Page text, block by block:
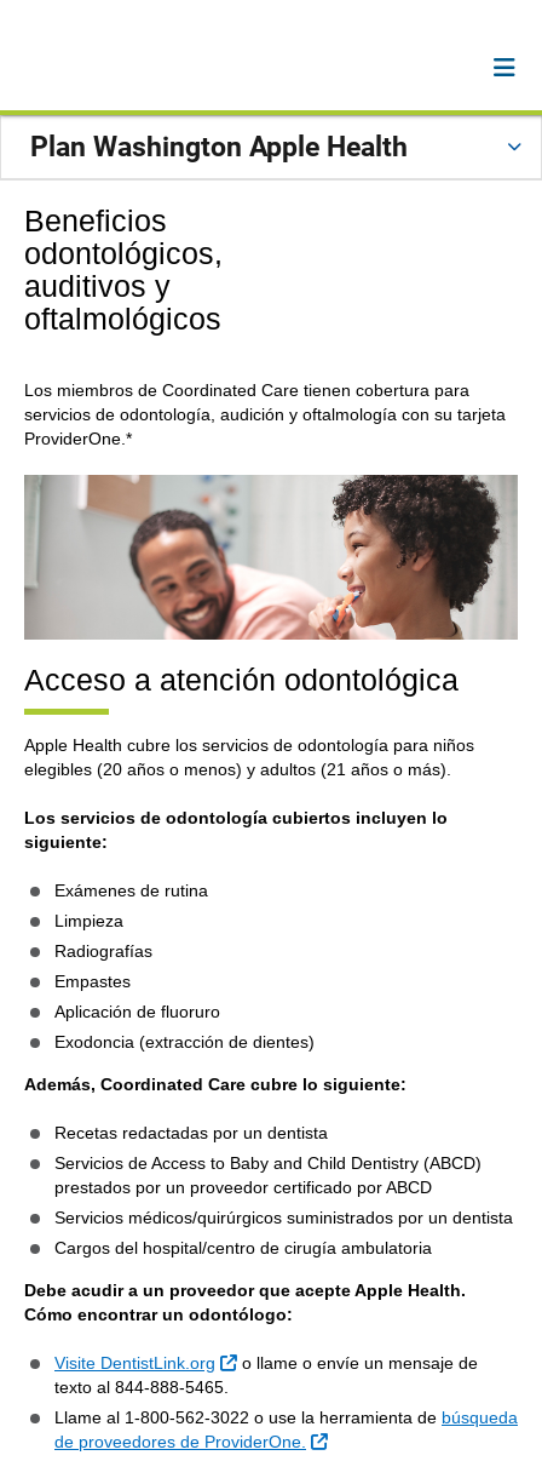
Plan Washington Apple Health
Beneficios
odontológicos,
auditivos y
oftalmológicos
Los miembros de Coordinated Care tienen cobertura para
servicios de odontología, audición y oftalmología con su tarjeta
ProviderOne.*
Acceso a atención odontológica
Apple Health cubre los servicios de odontología para niños
elegibles (20 años o menos) y adultos (21 años o más).
Los servicios de odontología cubiertos incluyen lo
siguiente:
Exámenes de rutina
Limpieza
Radiografías
Empastes
Aplicación de fluoruro
Exodoncia (extracción de dientes)
Además, Coordinated Care cubre lo siguiente:
Recetas redactadas por un dentista
Servicios de Access to Baby and Child Dentistry (ABCD)
prestados por un proveedor certificado por ABCD
Servicios médicos/quirúrgicos suministrados por un dentista
Cargos del hospital/centro de cirugía ambulatoria
Debe acudir a un proveedor que acepte Apple Health.
Cómo encontrar un odontólogo:
Visite DentistLink.org Sitio Externo
o llame o envíe un mensaje de
texto al 844-888-5465.
Llame al 1-800-562-3022 o use la herramienta de búsqueda
de proveedores de ProviderOne.
Sitio Externo